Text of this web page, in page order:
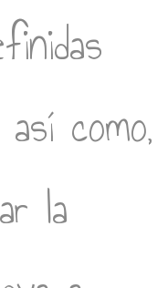
como,
la